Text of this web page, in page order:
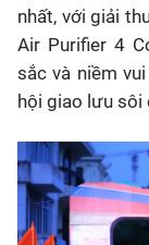
nhất, với giải
Air Purifier 4
sắc và niềm
hội giao lưu sôi